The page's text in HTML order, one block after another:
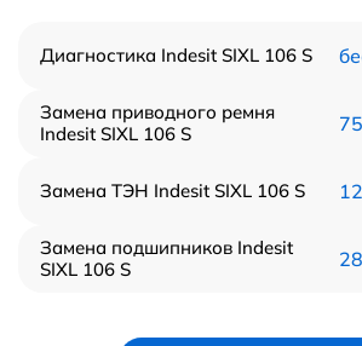
Диагностика Indesit SIXL 106 S
Замена приводного ремня
Indesit SIXL 106 S
Замена ТЭН Indesit SIXL 106 S
Замена подшипников Indesit
SIXL 106 S